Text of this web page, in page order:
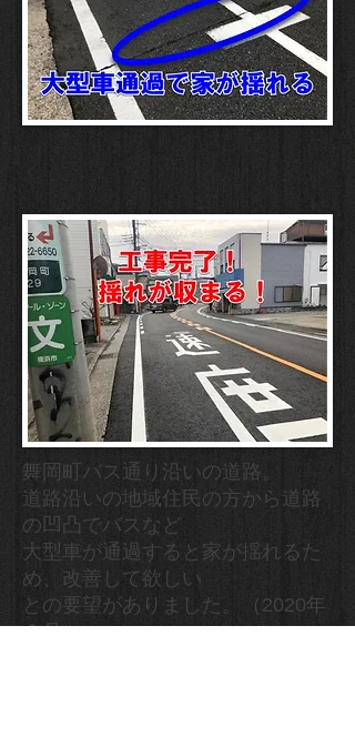
舞岡町バス通り沿いの道路。
道路沿いの地域住民の方から道路
の凹凸でバスなど
大型車が通過すると家が揺れるた
め、改善して欲しい
との要望がありました。（2020年
６月）